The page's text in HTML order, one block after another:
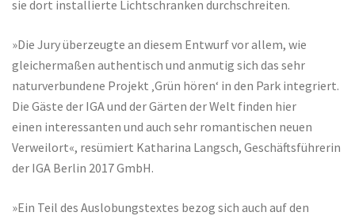
sie dort installierte Lichtschranken durchschreiten.
»Die Jury überzeugte an diesem Entwurf vor allem, wie
gleichermaßen authentisch und anmutig sich das sehr
naturverbundene Projekt ‚Grün hören‘ in den Park integriert.
Die Gäste der IGA und der Gärten der Welt finden hier
einen interessanten und auch sehr romantischen neuen
Verweilort«, resümiert Katharina Langsch, Geschäftsführerin
der IGA Berlin 2017 GmbH.
»Ein Teil des Auslobungstextes bezog sich auch auf den